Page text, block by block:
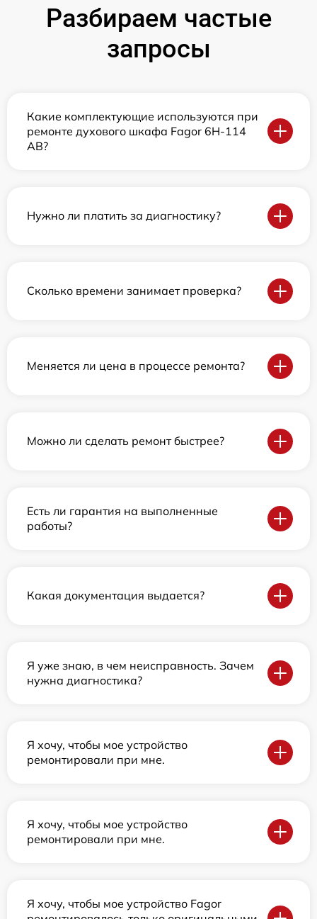
Разбираем частые
запросы
Какие комплектующие используются при
ремонте духового шкафа Fagor 6H-114
AB?
Нужно ли платить за диагностику?
Сколько времени занимает проверка?
Меняется ли цена в процессе ремонта?
Можно ли сделать ремонт быстрее?
Есть ли гарантия на выполненные
работы?
Какая документация выдается?
Я уже знаю, в чем неисправность. Зачем
нужна диагностика?
Я хочу, чтобы мое устройство
ремонтировали при мне.
Я хочу, чтобы мое устройство
ремонтировали при мне.
Я хочу, чтобы мое устройство Fagor